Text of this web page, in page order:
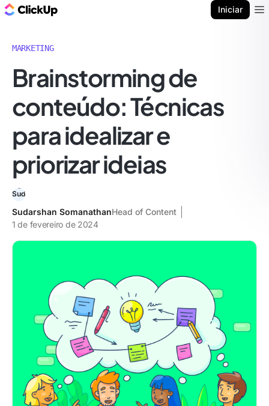
Iniciar
MARKETING
Brainstorming de
conteúdo: Técnicas
para idealizar e
priorizar ideias
Sudarshan SomanathanHead of Content
1 de fevereiro de 2024